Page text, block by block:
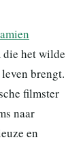
die het wilde
brengt.
filmster
naar
en